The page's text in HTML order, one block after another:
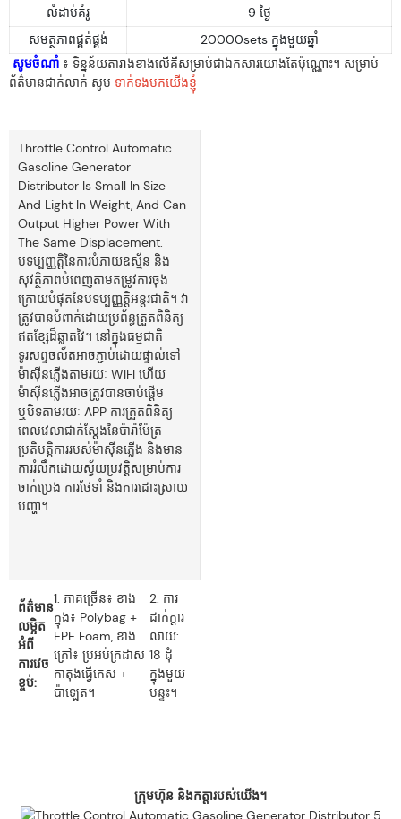
លំដាប់គំរូ
9 ថ្ងៃ
សមត្ថភាពផ្គត់ផ្គង់
20000sets ក្នុងមួយឆ្នាំ
សូមចំណាំ ៖ ទិន្នន័យតារាងខាងលើគឺសម្រាប់ជាឯកសារយោងតែប៉ុណ្ណោះ។ សម្រាប់
ព័ត៌មានជាក់លាក់ សូម ទាក់ទងមកយើងខ្ញុំ
Throttle Control Automatic
Gasoline Generator
Distributor Is Small In Size
And Light In Weight, And Can
Output Higher Power With
The Same Displacement.
បទប្បញ្ញត្តិនៃការបំភាយឧស្ម័ន និង
សុវត្ថិភាពបំពេញតាមតម្រូវការចុង
ក្រោយបំផុតនៃបទប្បញ្ញត្តិអន្តរជាតិ។ វា
ត្រូវបានបំពាក់ដោយប្រព័ន្ធត្រួតពិនិត្យ
ឥតខ្សែដ៏ឆ្លាតវៃ។ នៅក្នុងធម្មជាតិ
ទូរសព្ទចល័តអាចភ្ជាប់ដោយផ្ទាល់ទៅ
ម៉ាស៊ីនភ្លើងតាមរយៈ WIFI ហើយ
ម៉ាស៊ីនភ្លើងអាចត្រូវបានចាប់ផ្តើម
ឬបិទតាមរយៈ APP ការត្រួតពិនិត្យ
ពេលវេលាជាក់ស្តែងនៃប៉ារ៉ាម៉ែត្រ
ប្រតិបត្តិការរបស់ម៉ាស៊ីនភ្លើង និងមាន
ការរំលឹកដោយស្វ័យប្រវត្តិសម្រាប់ការ
ចាក់ប្រេង ការថែទាំ និងការដោះស្រាយ
បញ្ហា។
ព័ត៌មាន
លម្អិត
អំពី
ការវេច
ខ្ចប់:
1. ភាគច្រើន៖ ខាង
ក្នុង៖ Polybag +
EPE Foam, ខាង
ក្រៅ៖ ប្រអប់ក្រដាស
កាតុងធ្វើកេស +
ប៉ាឡេត។
2. ការ​
ដាក់​ក្ដារ​
លាយ:
18 ដុំ
ក្នុងមួយ
បន្ទះ។
ក្រុមហ៊ុន និងកត្តារបស់យើង។